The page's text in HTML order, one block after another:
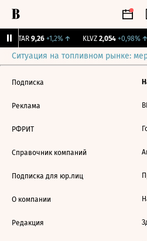
UTAR 9,26 +1,2%↑ KLVZ 2,054 +0,98%↑
Ситуация на топливном рынке:
Подписка
Реклама
РФРИТ
Справочник компаний
Подписка для юр.лиц
О компании
Редакция